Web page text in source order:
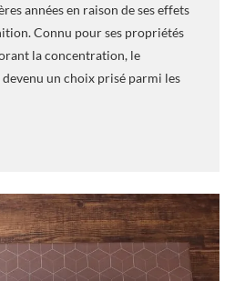
années en raison de ses effets
Connu pour ses propriétés
la concentration, le
un choix prisé parmi les